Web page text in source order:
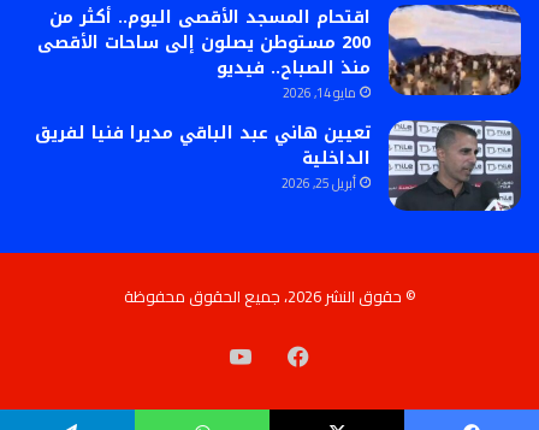
اقتحام المسجد الأقصى اليوم.. أكثر من
200 مستوطن يصلون إلى ساحات الأقصى
منذ الصباح.. فيديو
مايو 14, 2026
تعيين هاني عبد الباقي مديرا فنيا لفريق
الداخلية
أبريل 25, 2026
© حقوق النشر 2026، جميع الحقوق محفوظة
فيسبوك‫YouTube